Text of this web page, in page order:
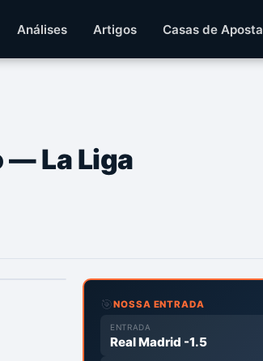
Análises Artigos Casas de Aposta
— La Liga
🎯NOSSA ENTRADA
ENTRADA
Real Madrid -1.5